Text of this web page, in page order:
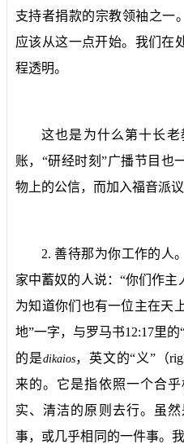
支持者捐款的宗教领袖之一
应该从这一点开始。我们在
程透明。
这也是为什么第十长
账，“研经时刻”广播节目也
物上的公信，而加入福音派
2.善待那为你工作的人。
家中蓄奴的人说：“你们作主
为知道你们也有一位主在天
地”一字，与罗马书12:17里的
的是dikaios，英文的“义”（
来的。它是指依照一个合
实、清洁的原则去行。虽
事，或几乎相同的一件事。我